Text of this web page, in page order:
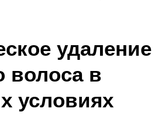
удаление
волоса в
условиях